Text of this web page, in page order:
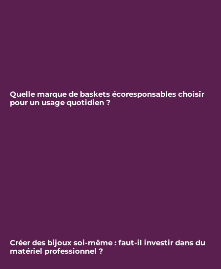
Quelle marque de baskets écoresponsables choisir
pour un usage quotidien ?
Créer des bijoux soi-même : faut-il investir dans du
matériel professionnel ?